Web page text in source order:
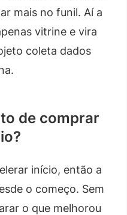
mais no funil. Aí a
vitrine e vira
coleta dados
de comprar
início, então a
o começo. Sem
o que melhorou